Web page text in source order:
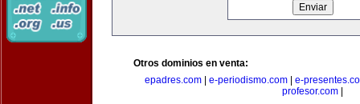
Otros dominios en venta:
epadres.com
e-periodismo.com
e-
profesor.com